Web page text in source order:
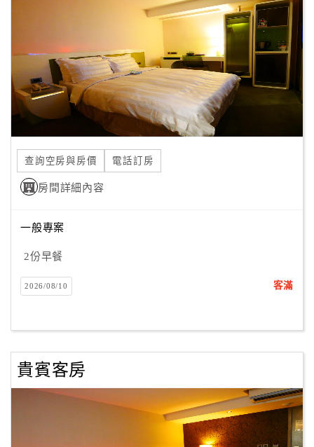
上
客
服
紅
利
查
訂
房
Q&A
旅
卡
查詢空房與房價 電話訂房
房間詳細內容
一般專案
2份早餐
2026/08/10 客滿
貴賓客房